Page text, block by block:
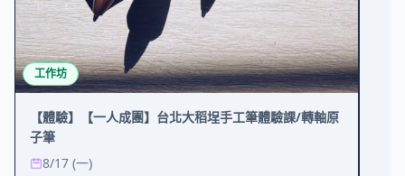
工作坊
【體驗】【一人成團】台北大稻埕手工筆體驗課/轉軸原
子筆
8/17 (一)